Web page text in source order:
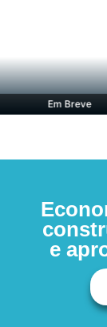
Em Breve
e